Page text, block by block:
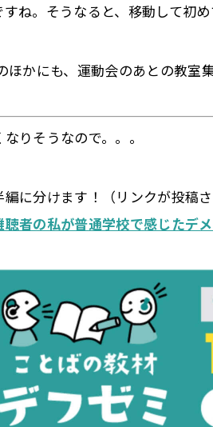
すね。そうなると、移動して初
ほかにも、 運動会のあとの教室
なりそうなので。。。
編に分けます！（リンクが投稿さ
者の私が普通学校で感じたデ